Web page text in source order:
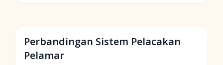
Perbandingan Sistem Pelacakan
Pelamar